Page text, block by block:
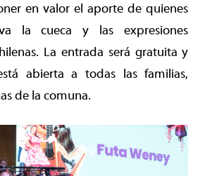
en valor el aporte de quienes
la cueca y las expresiones
La entrada será gratuita y
abierta a todas las familias,
de la comuna.